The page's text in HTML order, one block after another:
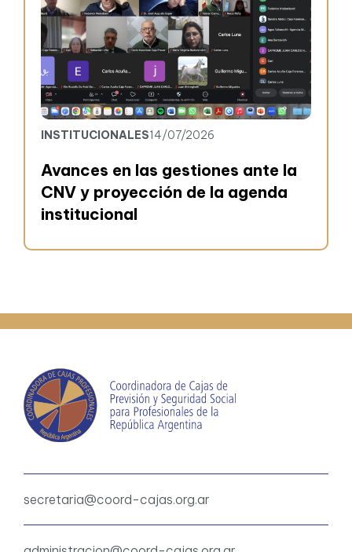
INSTITUCIONALES14/07/2026
Avances en las gestiones ante la
CNV y proyección de la agenda
institucional
secretaria@coord-cajas.org.ar